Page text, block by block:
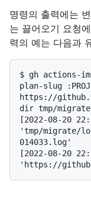
명령의 출력에는
는 끌어오기 요청
력의 예는 다음과
$ gh actions-
plan-slug
https://
dir tmp/migrate
[2022-08-20
'tmp/migrate/
014033.log'
[2022-08-20